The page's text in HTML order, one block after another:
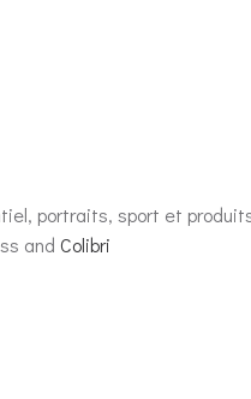
portraits, sport et
and Colibri